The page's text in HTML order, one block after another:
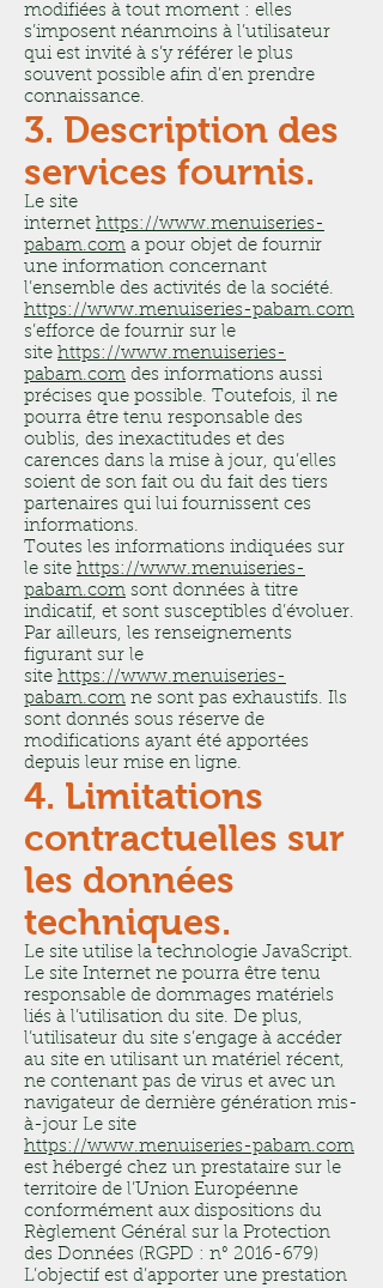
modifiées à tout moment : elles
s’imposent néanmoins à l’utilisateur
qui est invité à s’y référer le plus
souvent possible afin d’en prendre
connaissance.
3. Description des
services fournis.
Le site
internet https://www.menuiseries-
pabam.com a pour objet de fournir
une information concernant
l’ensemble des activités de la société.
https://www.menuiseries-pabam.com
s’efforce de fournir sur le
site https://www.menuiseries-
pabam.com des informations aussi
précises que possible. Toutefois, il ne
pourra être tenu responsable des
oublis, des inexactitudes et des
carences dans la mise à jour, qu’elles
soient de son fait ou du fait des tiers
partenaires qui lui fournissent ces
informations.
Toutes les informations indiquées sur
le site https://www.menuiseries-
pabam.com sont données à titre
indicatif, et sont susceptibles d’évoluer.
Par ailleurs, les renseignements
figurant sur le
site https://www.menuiseries-
pabam.com ne sont pas exhaustifs. Ils
sont donnés sous réserve de
modifications ayant été apportées
depuis leur mise en ligne.
4. Limitations
contractuelles sur
les données
techniques.
Le site utilise la technologie JavaScript.
Le site Internet ne pourra être tenu
responsable de dommages matériels
liés à l’utilisation du site. De plus,
l’utilisateur du site s’engage à accéder
au site en utilisant un matériel récent,
ne contenant pas de virus et avec un
navigateur de dernière génération mis-
à-jour Le site
https://www.menuiseries-pabam.com
est hébergé chez un prestataire sur le
territoire de l’Union Européenne
conformément aux dispositions du
Règlement Général sur la Protection
des Données (RGPD : n° 2016-679)
L’objectif est d’apporter une prestation